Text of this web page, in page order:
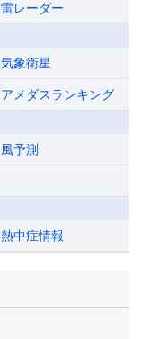
雷レーダー
気象衛星
アメダスランキング
風予測
熱中症情報